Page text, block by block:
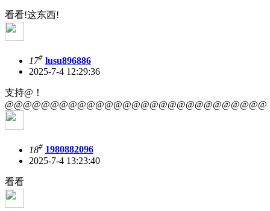
看看!这东西!
17# lusu896886
2025-7-4 12:29:36
支持@！
@@@@@@@@@@@@@@@@@@@@@@@@@@@@@
18# 1980882096
2025-7-4 13:23:40
看看